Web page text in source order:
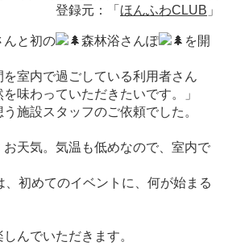
登録元：「 ほんふわCLUB 」
んと初の 森林浴さんぽ
を開
を室内で過ごしている利用者さん
味わっていただきたいです。」
施設スタッフのご依頼でした。
天気。気温も低めなので、室内で
、初めてのイベントに、何が始まる
んでいただきます。